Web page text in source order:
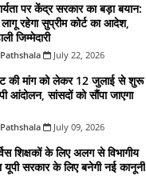
पर केंद्र सरकार का बड़ा बयान:
रहेगा सुप्रीम कोर्ट का आदेश,
जिम्मेदारी
July 22, 2026
की मांग को लेकर 12 जुलाई से शुरू
आंदोलन, सांसदों को सौंपा जाएगा
July 09, 2026
शिक्षकों के लिए अलग से विभागीय
यूपी सरकार के लिए बनेगी नई कानूनी